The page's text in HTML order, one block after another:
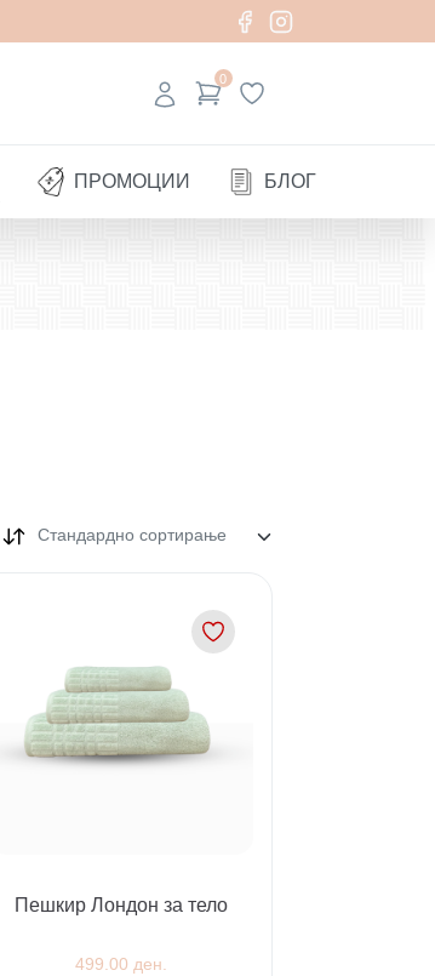
0
ПРОМОЦИИ БЛОГ
Стандардно сортирање
Пешкир Лондон за тело
499.00 ден.